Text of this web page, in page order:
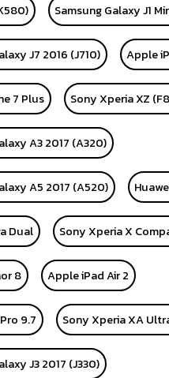
Samsung Galaxy J1
J7 2016 (J710) Apple
7 Plus Sony Xperia XZ
A3 2017 (A320)
A5 2017 (A520)
Dual Sony Xperia X
8 Apple iPad Air 2
9.7 Sony Xperia XA
J3 2017 (J330)